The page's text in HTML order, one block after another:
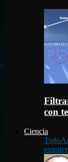
con
Ciencia
Todo